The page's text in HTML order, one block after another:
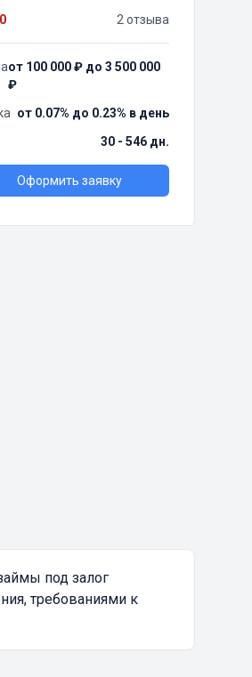
2 отзыва
от 100 000 ₽ до 3 500 000
₽
от 0.07% до 0.23% в день
30 - 546 дн.
Оформить заявку
под залог
требованиями к